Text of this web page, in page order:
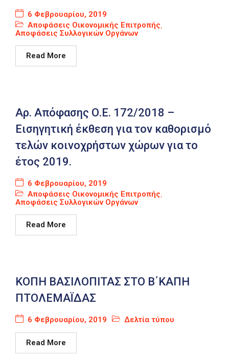
6 Φεβρουαρίου, 2019
Αποφάσεις Οικονομικής Επιτροπής,
Αποφάσεις Συλλογικών Οργάνων
Read More
Αρ. Απόφασης Ο.Ε. 172/2018 –
Εισηγητική έκθεση για τον καθορισμό
τελών κοινοχρήστων χώρων για το
έτος 2019.
6 Φεβρουαρίου, 2019
Αποφάσεις Οικονομικής Επιτροπής,
Αποφάσεις Συλλογικών Οργάνων
Read More
ΚΟΠΗ ΒΑΣΙΛΟΠΙΤΑΣ ΣΤΟ Β΄ΚΑΠΗ
ΠΤΟΛΕΜΑΪΔΑΣ
6 Φεβρουαρίου, 2019 Δελτία τύπου
Read More